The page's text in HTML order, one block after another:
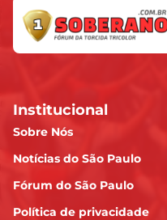
Institucional
Sobre Nós
Notícias do São Paulo
Fórum do São Paulo
Política de privacidade